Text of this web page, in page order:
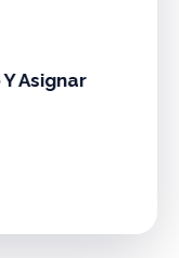
Asignar